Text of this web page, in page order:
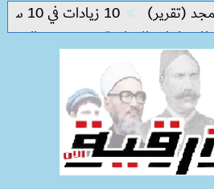
10 زيادات في 10 سنوات.. هل حان الوقت لرفع دعم البنزين نهائيا؟
الإبداعية
رئيس “الرعاية الصحية” من تركيا: تدريب